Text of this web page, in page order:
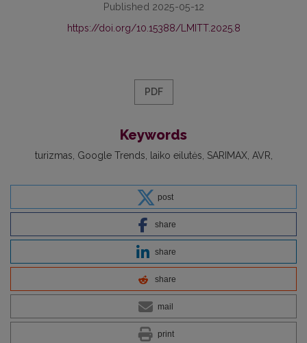
Published 2025-05-12
https://doi.org/10.15388/LMITT.2025.8
PDF
Keywords
turizmas Google Trends laiko eilutės SARIMAX AVR
post
share
share
share
mail
print